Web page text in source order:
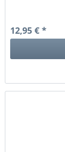
12,95 € *